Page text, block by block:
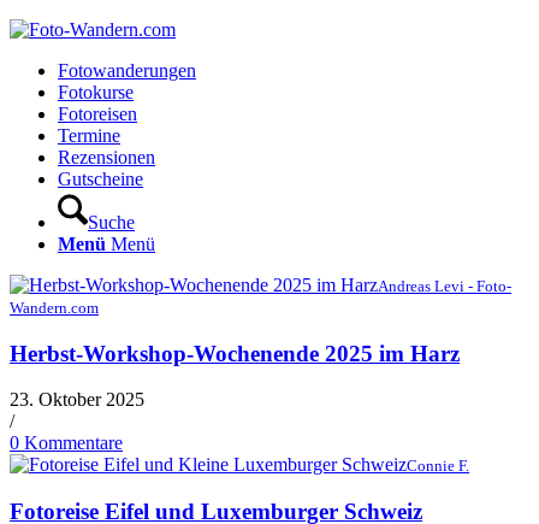
Fotowanderungen
Fotokurse
Fotoreisen
Termine
Rezensionen
Gutscheine
Suche
Menü Menü
Andreas Levi - Foto-
Wandern.com
Herbst-Workshop-Wochenende 2025 im Harz
23. Oktober 2025
/
0 Kommentare
Connie F.
Fotoreise Eifel und Luxemburger Schweiz